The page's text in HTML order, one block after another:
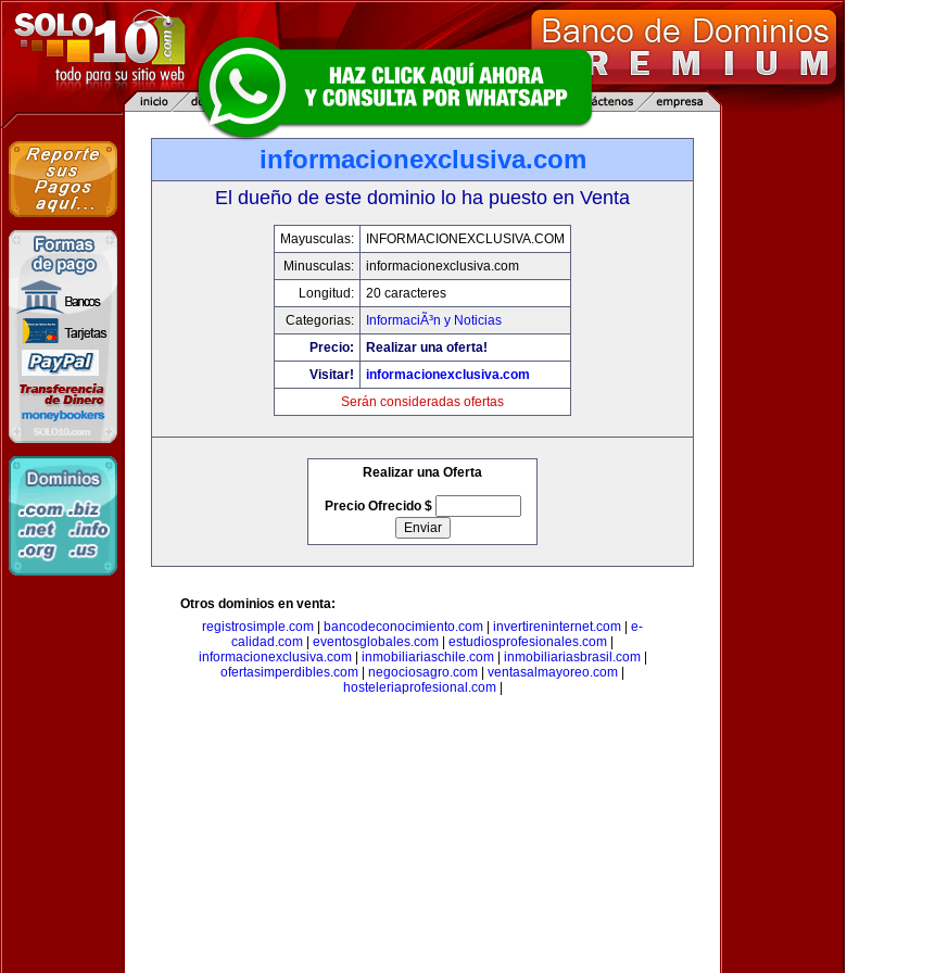
informacionexclusiva.com
El dueño de este dominio lo ha puesto en Venta
Mayusculas:
INFORMACIONEXCLUSIVA.COM
Minusculas:
informacionexclusiva.com
Longitud:
20 caracteres
Categorias:
InformaciÃ³n y Noticias
Precio:
Realizar una oferta!
Visitar!
informacionexclusiva.com
Serán consideradas ofertas
Realizar una Oferta
Precio Ofrecido $
Otros dominios en venta:
registrosimple.com
bancodeconocimiento.com invertireninternet.com
e-
calidad.com
eventosglobales.com estudiosprofesionales.com
informacionexclusiva.com| inmobiliariaschile.com| inmobiliariasbrasil.com|
ofertasimperdibles.com
negociosagro.com ventasalmayoreo.com
hosteleriaprofesional.com|